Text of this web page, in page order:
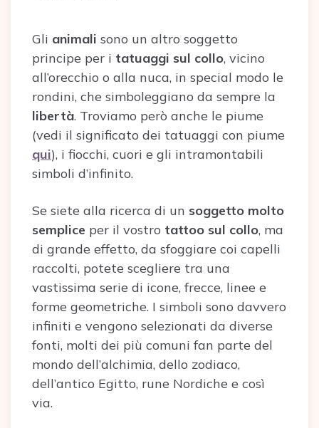
Gli animali sono un altro soggetto
principe per i tatuaggi sul collo, vicino
all’orecchio o alla nuca, in special modo le
rondini, che simboleggiano da sempre la
libertà. Troviamo però anche le piume
(vedi il significato dei tatuaggi con piume
qui), i fiocchi, cuori e gli intramontabili
simboli d’infinito.
Se siete alla ricerca di un soggetto molto
semplice per il vostro tattoo sul collo, ma
di grande effetto, da sfoggiare coi capelli
raccolti, potete scegliere tra una
vastissima serie di icone, frecce, linee e
forme geometriche. I simboli sono davvero
infiniti e vengono selezionati da diverse
fonti, molti dei più comuni fan parte del
mondo dell’alchimia, dello zodiaco,
dell’antico Egitto, rune Nordiche e così
via.